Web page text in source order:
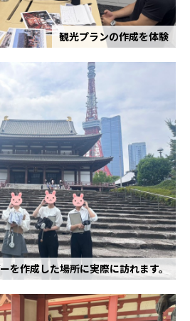
観光プランの作成を体験
を作成した場所に実際に訪れます。